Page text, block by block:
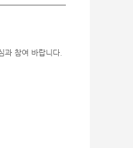
과 참여 바랍니다.